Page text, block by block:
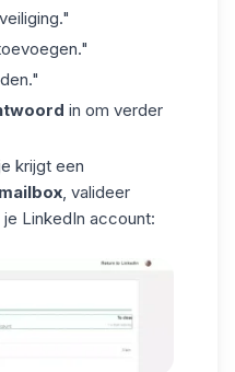
in om verder
krijgt een
mailbox, valideer
LinkedIn account: